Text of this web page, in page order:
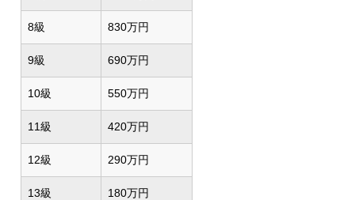
8級 830万円
9級 690万円
10級 550万円
11級 420万円
12級 290万円
13級 180万円